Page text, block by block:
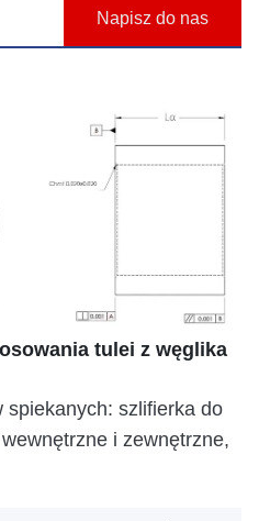
Napisz do nas
tulei z węglika
spiekanych: szlifierka do
i zewnętrzne,